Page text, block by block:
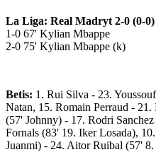
La Liga: Real Madryt 2-0 (0-0)
1-0 67' Kylian Mbappe
2-0 75' Kylian Mbappe (k)
Betis: 1. Rui Silva - 23.
Natan, 15. Romain Perraud -
(57' Johnny) - 17. Rodri
Fornals (83' 19. Iker Losada),
Juanmi) - 24. Aitor Ruibal (57'